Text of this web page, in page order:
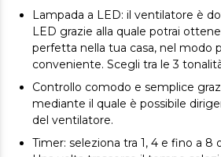
Lampada a LED: il ventilatore è
LED grazie alla quale potrai
perfetta nella tua casa, nel modo
conveniente. Scegli tra le 3
Controllo comodo e semplice
mediante il quale è possibile
del ventilatore.
Timer: seleziona tra 1, 4 e fino a